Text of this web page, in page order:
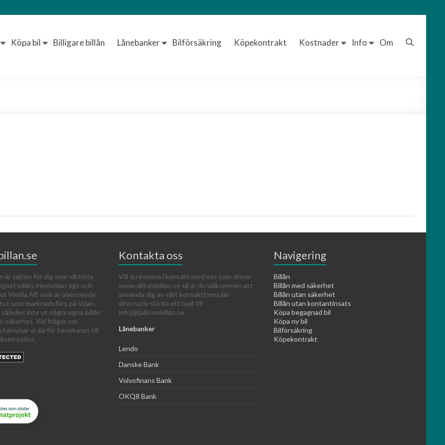
Köpa bil Billigare billån Lånebanker Bilförsäkring Köpekontrakt Kostnader Info Om
är sajten för dig som vill hitta
billån. Hemsidan ägs och
Media AB som är oberoende
som marknadsförs på sidan.
inte ut några egna billån
säkerhet. Vid frågor om
hänvisar vi därför besökaren till
Kontakta oss
Vill du komma i kontakt med oss som driver
www.alltombillan.se så är du välkommen att
använda dig av vårt kontaktformulär
alternativ skicka ett mail till
info[@]alltombillan.se.
Lånebanker
Lendo
Danske Bank
Volvofinans Bank
OKQ8 Bank
Navigering
Billån
Billån med säkerhet
Billån utan säkerhet
Billån utan kontantinsats
Köpa begagnad bil
Köpa ny bil
Bilförsäkring
Köpekontrakt